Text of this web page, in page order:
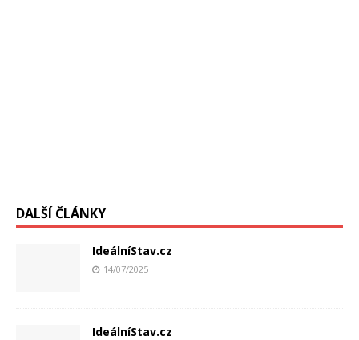
DALŠÍ ČLÁNKY
IdeálníStav.cz
14/07/2025
IdeálníStav.cz